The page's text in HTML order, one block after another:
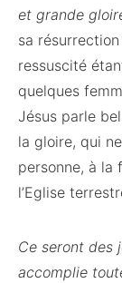
et grande
sa
ressuscité
quelques
Jésus parle
la gloire, qui
personne, à la
l’Eglise
Ce seront des
accomplie